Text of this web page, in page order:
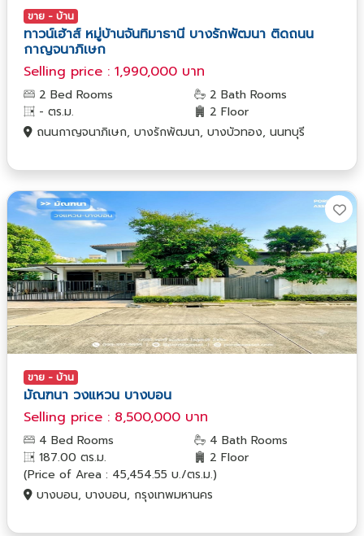
ขาย - บ้าน
ทาวน์เฮ้าส์ หมู่บ้านจันทิมาธานี บางรักพัฒนา ติดถนน
กาญจนาภิเษก
Selling price : 1,990,000 บาท
2 Bed Rooms
2 Bath Rooms
- ตร.ม.
2 Floor
ถนนกาญจนาภิเษก, บางรักพัฒนา, บางบัวทอง, นนทบุรี
ขาย - บ้าน
มัณฑนา วงแหวน บางบอน
Selling price : 8,500,000 บาท
4 Bed Rooms
4 Bath Rooms
187.00 ตร.ม.
2 Floor
(Price of Area : 45,454.55 บ./ตร.ม.)
บางบอน, บางบอน, กรุงเทพมหานคร